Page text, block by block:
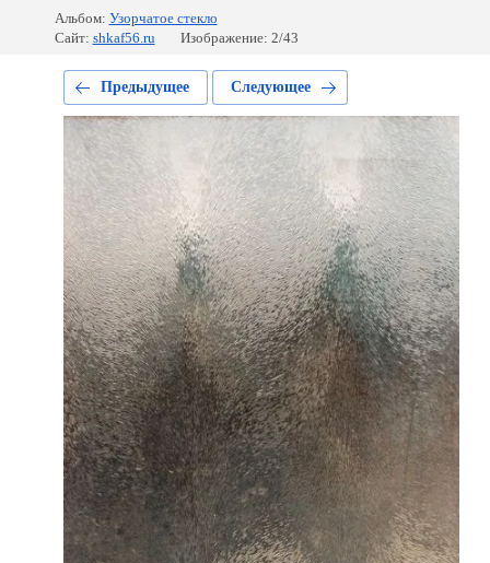
Альбом: Узорчатое стекло
Сайт: shkaf56.ru Изображение: 2/43
Предыдущее Следующее